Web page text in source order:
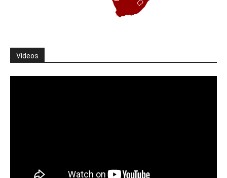
Vídeos